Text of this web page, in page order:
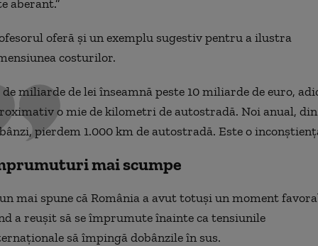
aberant.”
oferă și un exemplu sugestiv pentru a ilustra
costurilor.
miliarde de lei înseamnă peste 10 miliarde de euro,
o mie de kilometri de autostradă. Noi anual, din
pierdem 1.000 km de autostradă. Este o
mai scumpe
mai spune că România a avut totuși un moment
a reușit să se împrumute înainte ca tensiunile
să împingă dobânzile în sus.